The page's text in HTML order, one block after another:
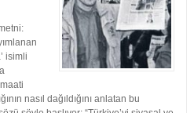
isimli
nasıl dağıldığını anlatan bu